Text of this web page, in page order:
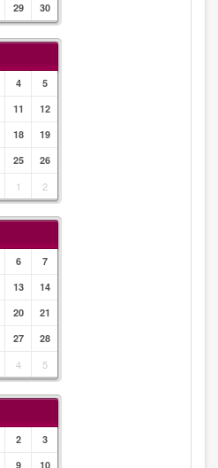
29 30
4
5
11
12
18
19
25
26
1 2
6
7
13
14
20
21
27
28
4 5
2
3
9
10